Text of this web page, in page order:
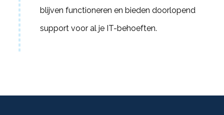
blijven functioneren en bieden doorlopend
support voor al je IT-behoeften.